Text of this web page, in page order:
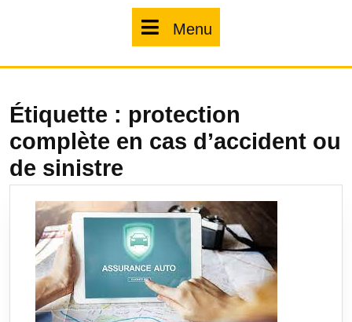
Menu
Étiquette : protection
complète en cas d’accident ou
de sinistre